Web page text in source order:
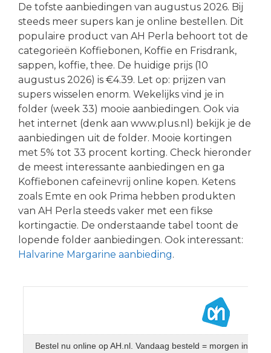
De tofste aanbiedingen van augustus 2026. Bij
steeds meer supers kan je online bestellen. Dit
populaire product van AH Perla behoort tot de
categorieën Koffiebonen, Koffie en Frisdrank,
sappen, koffie, thee. De huidige prijs (10
augustus 2026) is €4.39. Let op: prijzen van
supers wisselen enorm. Wekelijks vind je in
folder (week 33) mooie aanbiedingen. Ook via
het internet (denk aan www.plus.nl) bekijk je de
aanbiedingen uit de folder. Mooie kortingen
met 5% tot 33 procent korting. Check hieronder
de meest interessante aanbiedingen en ga
Koffiebonen cafeïnevrij online kopen. Ketens
zoals Emte en ook Prima hebben produkten
van AH Perla steeds vaker met een fikse
kortingactie. De onderstaande tabel toont de
lopende folder aanbiedingen. Ook interessant:
Halvarine Margarine aanbieding.
Bestel nu online op AH.nl. Vandaag besteld = morgen in